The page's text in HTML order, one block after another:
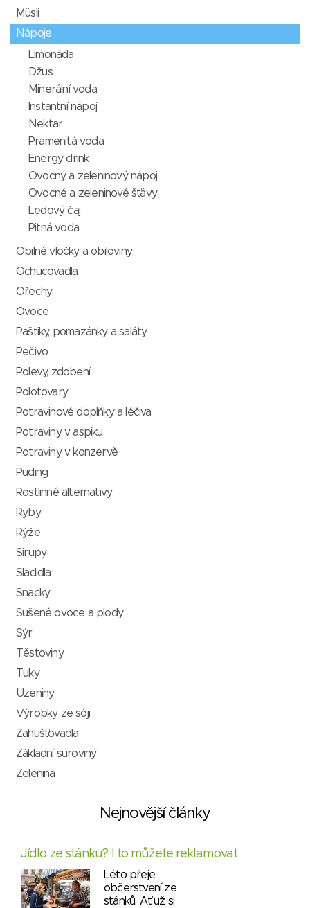
Müsli
Nápoje
Limonáda
Džus
Minerální voda
Instantní nápoj
Nektar
Pramenitá voda
Energy drink
Ovocný a zeleninový nápoj
Ovocné a zeleninové šťávy
Ledový čaj
Pitná voda
Obilné vločky a obiloviny
Ochucovadla
Ořechy
Ovoce
Paštiky, pomazánky a saláty
Pečivo
Polevy, zdobení
Polotovary
Potravinové doplňky a léčiva
Potraviny v aspiku
Potraviny v konzervě
Puding
Rostlinné alternativy
Ryby
Rýže
Sirupy
Sladidla
Snacky
Sušené ovoce a plody
Sýr
Těstoviny
Tuky
Uzeniny
Výrobky ze sóji
Zahušťovadla
Základní suroviny
Zelenina
Nejnovější články
Jídlo ze stánku? I to můžete reklamovat
Léto přeje
občerstvení ze
stánků. Ať už si